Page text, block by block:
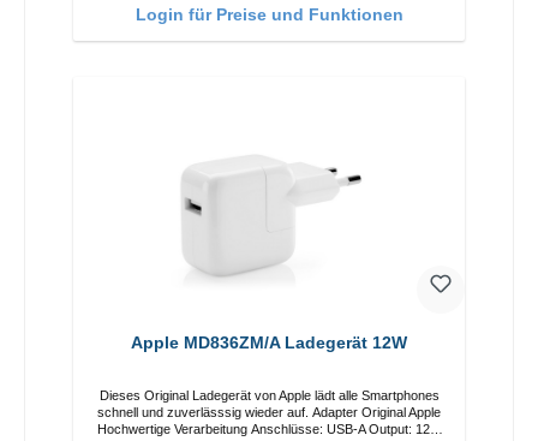
Weiss
Login für Preise und Funktionen
Apple MD836ZM/A Ladegerät 12W
Dieses Original Ladegerät von Apple lädt alle Smartphones
schnell und zuverlässsig wieder auf. Adapter Original Apple
Hochwertige Verarbeitung Anschlüsse: USB-A Output: 12W